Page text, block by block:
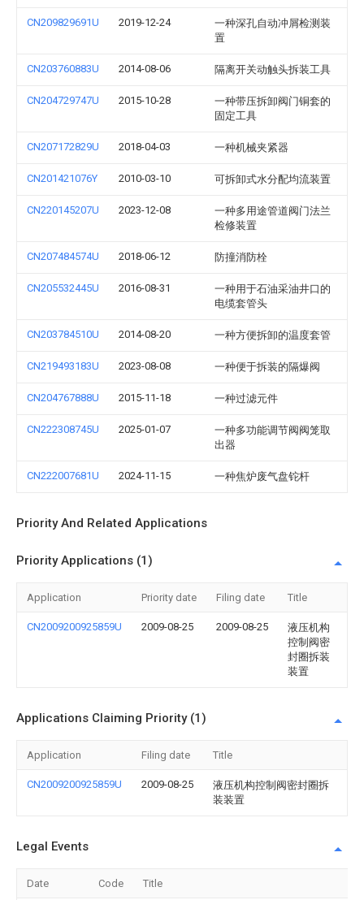
CN209829691U 2019-12-24
一种深孔自动冲屑检测装
置
CN203760883U 2014-08-06 隔离开关动触头拆装工具
CN204729747U 2015-10-28
一种带压拆卸阀门铜套的
固定工具
CN207172829U 2018-04-03 一种机械夹紧器
CN201421076Y 2010-03-10 可拆卸式水分配均流装置
CN220145207U 2023-12-08
一种多用途管道阀门法兰
检修装置
CN207484574U 2018-06-12 防撞消防栓
CN205532445U 2016-08-31
一种用于石油采油井口的
电缆套管头
CN203784510U 2014-08-20 一种方便拆卸的温度套管
CN219493183U 2023-08-08 一种便于拆装的隔爆阀
CN204767888U 2015-11-18 一种过滤元件
CN222308745U 2025-01-07
一种多功能调节阀阀笼取
出器
CN222007681U 2024-11-15 一种焦炉废气盘铊杆
Priority And Related Applications
Priority Applications (1)
Application Priority date Filing date Title
CN2009200925859U 2009-08-25 2009-08-25
液压机构
控制阀密
封圈拆装
装置
Applications Claiming Priority (1)
Application Filing date Title
CN2009200925859U 2009-08-25
液压机构控制阀密封圈拆
装装置
Legal Events
Date Code Title